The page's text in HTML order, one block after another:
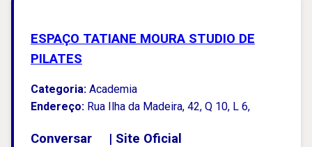
ESPAÇO TATIANE MOURA STUDIO DE
PILATES
Categoria: Academia
Endereço: Rua Ilha da Madeira, 42, Q 10, L 6,
Conversar | Site Oficial